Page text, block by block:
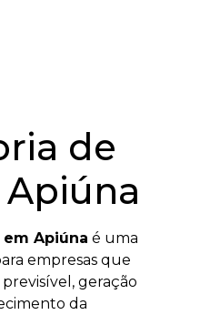
de
Apiúna
em Apiúna é uma
empresas que
geração
da